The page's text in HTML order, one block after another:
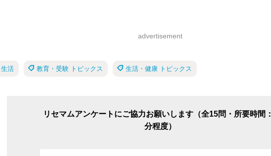
advertisement
生活 教育・受験 トピックス 生活・健康 トピックス
リセマムアンケートにご協力お願いします（全15問・所要時間
分程度）